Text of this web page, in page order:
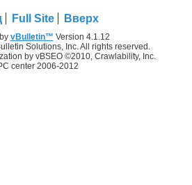
Full Site Вверх
vBulletin™ Version 4.1.12
Solutions, Inc. All rights reserved.
by vBSEO ©2010, Crawlability, Inc.
center 2006-2012